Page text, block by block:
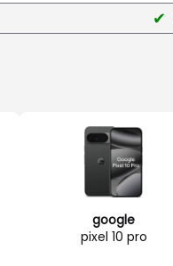
google
pixel 10 pro